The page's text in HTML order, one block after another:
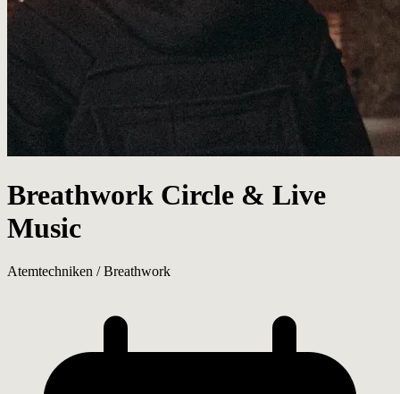
Breathwork Circle & Live
Music
Atemtechniken / Breathwork